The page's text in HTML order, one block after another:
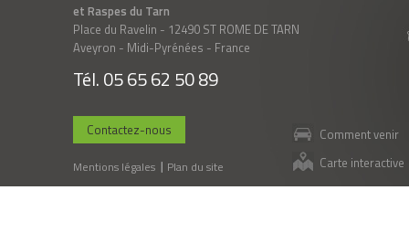
et Raspes du Tarn
Place du Ravelin - 12490 ST ROME DE TARN
Aveyron - Midi-Pyrénées - France
Tél. 05 65 62 50 89
Contactez-nous
Mentions légales Plan du site
Comment venir
Carte interactive